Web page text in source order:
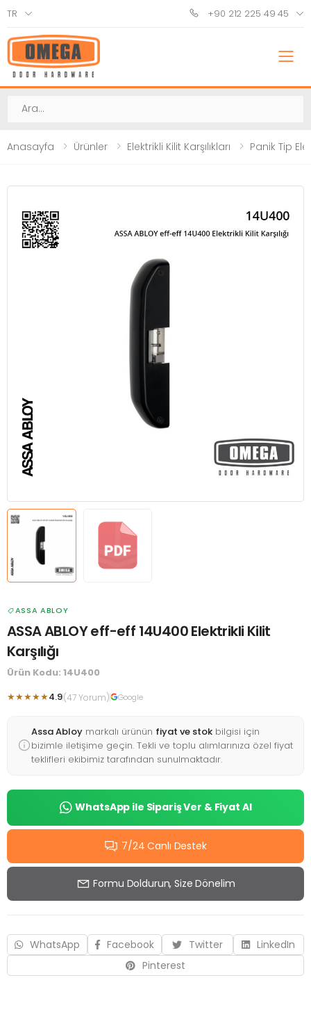
TR +90 212 225 49 45
Ara
Anasayfa Ürünler Elektrikli Kilit Karşılıkları Panik Tip
ASSA ABLOY
ASSA ABLOY eff-eff 14U400 Elektrikli Kilit
Karşılığı
Ürün Kodu: 14U400
★★★★★4.9(47 Yorum) Google
Assa Abloy markalı ürünün fiyat ve stok bilgisi için
bizimle iletişime geçin. Tekli ve toplu alımlarınıza özel fiyat
teklifleri ekibimiz tarafından sunulmaktadır.
WhatsApp ile Sipariş Ver & Fiyat Al
7/24 Canlı Destek
Formu Doldurun, Size Dönelim
WhatsApp Facebook Twitter
LinkedIn
Pinterest